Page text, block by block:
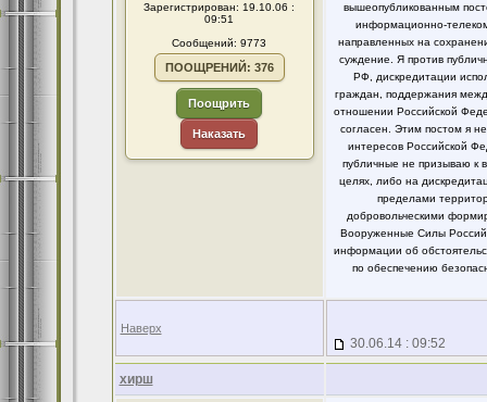
Зарегистрирован: 19.10.06 :
09:51
Сообщений: 9773
ПООЩРЕНИЙ: 376
Поощрить
Наказать
вышеопубликованным
информационно-
направленных на
суждение. Я против
РФ, дискредитации
граждан, поддержания
отношении Российской
согласен. Этим постом я
интересов Российской
публичные не призываю к
целях, либо на
пределами
добровольческими
Вооруженные Силы
информации об
по обеспечению
Наверх
30.06.14 : 09:52
хирш